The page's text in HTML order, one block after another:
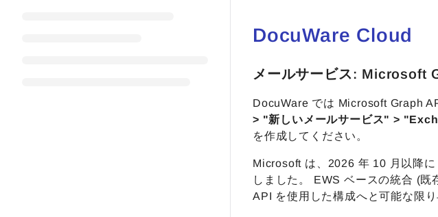
DocuWare Cloud
メールサービス: Microsoft
DocuWare では Microsoft Graph
> "新しいメールサービス" >
を作成してください。
Microsoft は、2026 年 10 月以降
しました。 EWS ベースの統合 (
API を使用した構成へと可能な限